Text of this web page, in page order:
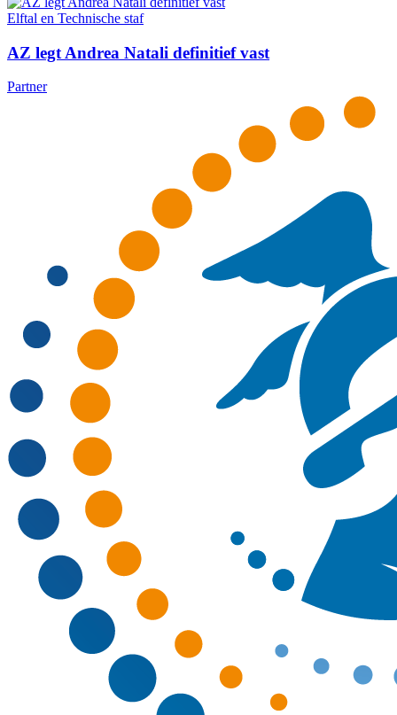
Elftal en Technische staf
AZ legt Andrea Natali definitief vast
Partner